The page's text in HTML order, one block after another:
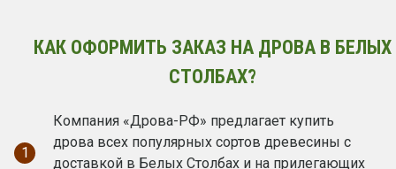
КАК ОФОРМИТЬ ЗАКАЗ НА ДРОВА В БЕЛЫХ
СТОЛБАХ?
1
Компания «Дрова-РФ» предлагает купить
дрова всех популярных сортов древесины с
доставкой в Белых Столбах и на прилегающих